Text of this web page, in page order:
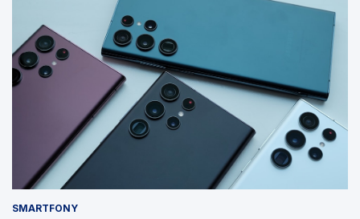
SMARTFONY